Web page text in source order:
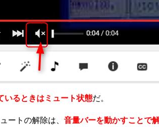
いるときはミュート状態だ。
ートの解除は、 音量バーを動かすことで